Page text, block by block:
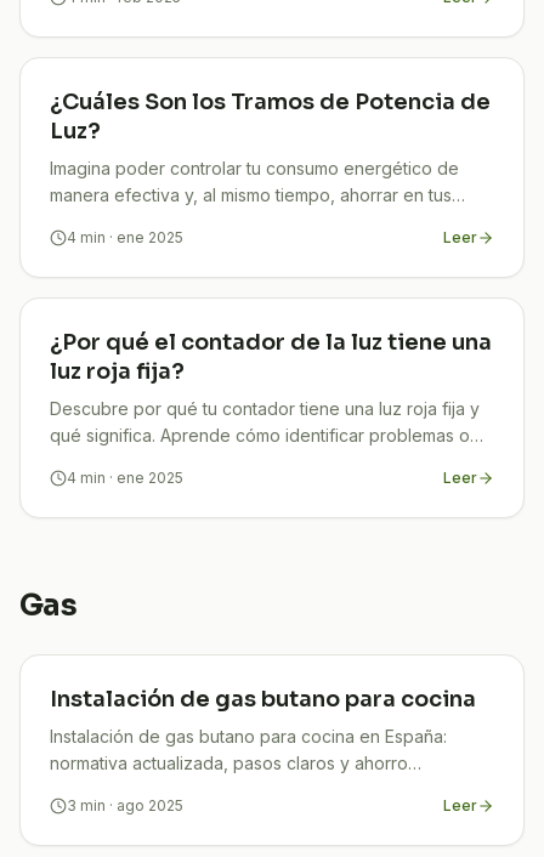
¿Cuáles Son los Tramos de Potencia de
Luz?
Imagina poder controlar tu consumo energético de
manera efectiva y, al mismo tiempo, ahorrar en tus
¡Pero
4 min · ene 2025 Leer
¿Por qué el contador de la luz tiene una
luz roja fija?
Descubre por qué tu contador tiene una luz roja fija y
qué significa. Aprende cómo identificar problemas o
4 min · ene 2025 Leer
Gas
Instalación de gas butano para cocina
Instalación de gas butano para cocina en España:
normativa actualizada, pasos claros y ahorro
3 min · ago 2025 Leer